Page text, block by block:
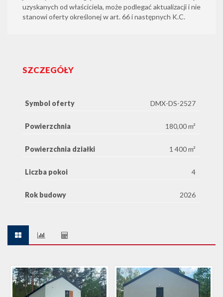
uzyskanych od właściciela, może podlegać aktualizacji i nie
stanowi oferty określonej w art. 66 i następnych K.C.
SZCZEGÓŁY
Symbol oferty DMX-DS-2527
Powierzchnia 180,00 m²
Powierzchnia działki 1 400 m²
Liczba pokoi 4
Rok budowy 2026